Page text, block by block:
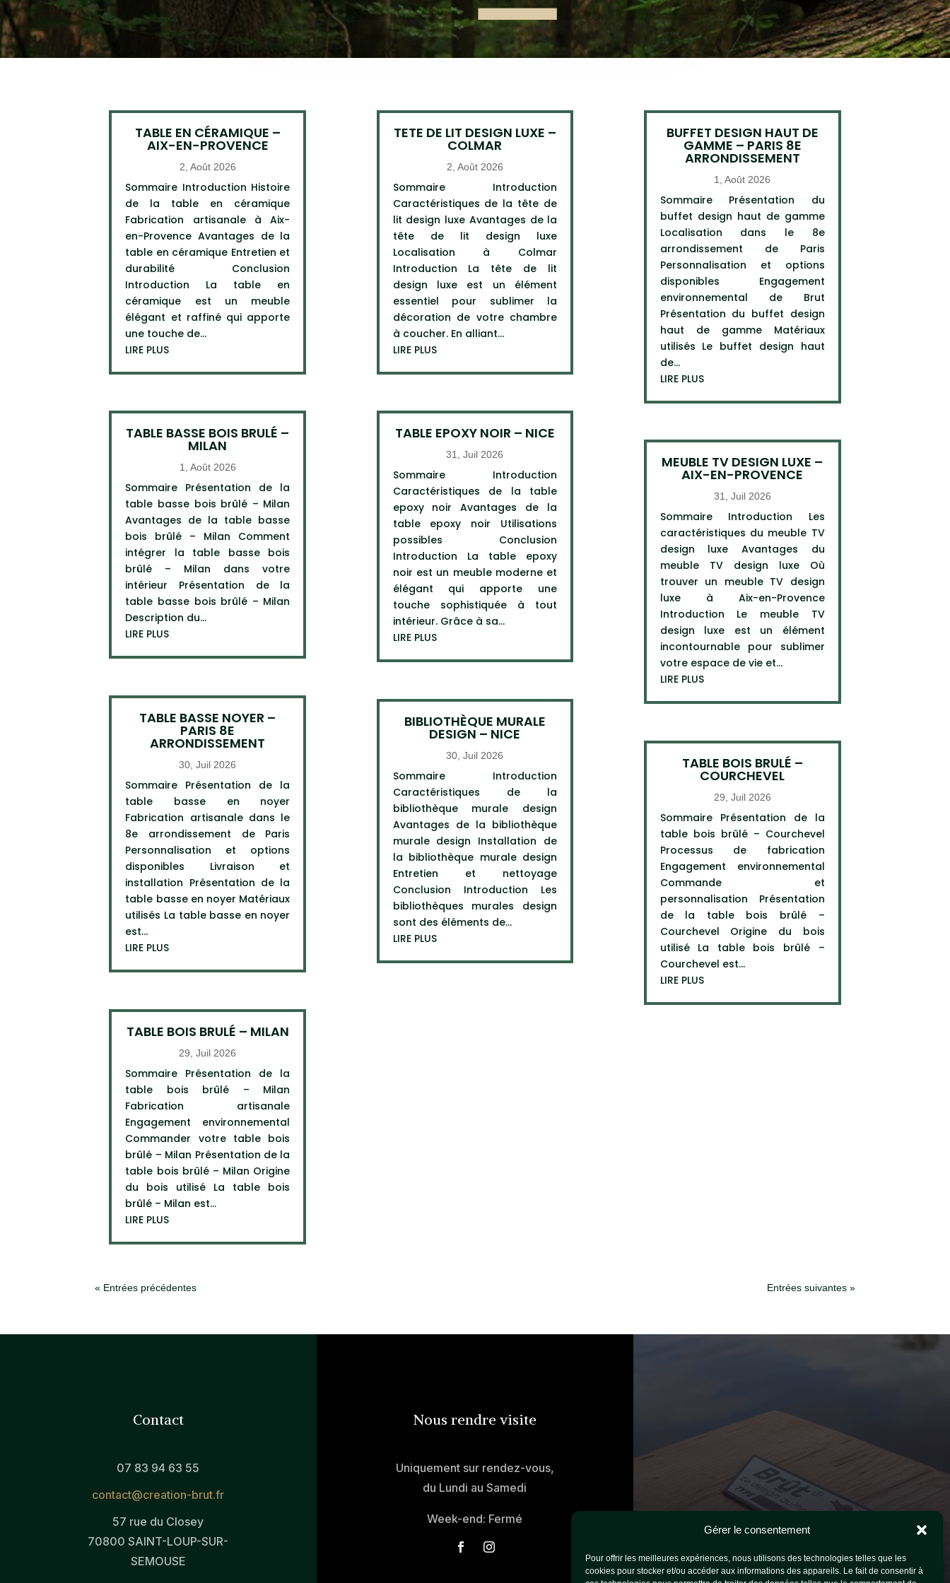
Gérer le consentement
Pour offrir les meilleures expériences, nous utilisons des technologies telles que les
cookies pour stocker et/ou accéder aux informations des appareils. Le fait de consentir à
TABLE EN CÉRAMIQUE –
AIX-EN-PROVENCE
2, Août 2026
Sommaire Introduction Histoire
de la table en céramique
Fabrication artisanale à Aix-
en-Provence Avantages de la
table en céramique Entretien et
durabilité Conclusion
Introduction La table en
céramique est un meuble
élégant et raffiné qui apporte
une touche de...
LIRE PLUS
TABLE BASSE BOIS BRULÉ –
MILAN
1, Août 2026
Sommaire Présentation de la
table basse bois brûlé – Milan
Avantages de la table basse
bois brûlé – Milan Comment
intégrer la table basse bois
brûlé – Milan dans votre
intérieur Présentation de la
table basse bois brûlé – Milan
Description du...
LIRE PLUS
TABLE BASSE NOYER –
PARIS 8E
ARRONDISSEMENT
30, Juil 2026
Sommaire Présentation de la
table basse en noyer
Fabrication artisanale dans le
8e arrondissement de Paris
Personnalisation et options
disponibles Livraison et
installation Présentation de la
table basse en noyer Matériaux
utilisés La table basse en noyer
est...
LIRE PLUS
TABLE BOIS BRULÉ – MILAN
29, Juil 2026
Sommaire Présentation de la
table bois brûlé – Milan
Fabrication artisanale
Engagement environnemental
Commander votre table bois
brûlé – Milan Présentation de la
table bois brûlé – Milan Origine
du bois utilisé La table bois
brûlé – Milan est...
LIRE PLUS
TETE DE LIT DESIGN LUXE –
COLMAR
2, Août 2026
Sommaire Introduction
Caractéristiques de la tête de
lit design luxe Avantages de la
tête de lit design luxe
Localisation à Colmar
Introduction La tête de lit
design luxe est un élément
essentiel pour sublimer la
décoration de votre chambre
à coucher. En alliant...
LIRE PLUS
TABLE EPOXY NOIR – NICE
31, Juil 2026
Sommaire Introduction
Caractéristiques de la table
epoxy noir Avantages de la
table epoxy noir Utilisations
possibles Conclusion
Introduction La table epoxy
noir est un meuble moderne et
élégant qui apporte une
touche sophistiquée à tout
intérieur. Grâce à sa...
LIRE PLUS
BIBLIOTHÈQUE MURALE
DESIGN – NICE
30, Juil 2026
Sommaire Introduction
Caractéristiques de la
bibliothèque murale design
Avantages de la bibliothèque
murale design Installation de
la bibliothèque murale design
Entretien et nettoyage
Conclusion Introduction Les
bibliothèques murales design
sont des éléments de...
LIRE PLUS
BUFFET DESIGN HAUT DE
GAMME – PARIS 8E
ARRONDISSEMENT
1, Août 2026
Sommaire Présentation du
buffet design haut de gamme
Localisation dans le 8e
arrondissement de Paris
Personnalisation et options
disponibles Engagement
environnemental de Brut
Présentation du buffet design
haut de gamme Matériaux
utilisés Le buffet design haut
de...
LIRE PLUS
MEUBLE TV DESIGN LUXE –
AIX-EN-PROVENCE
31, Juil 2026
Sommaire Introduction Les
caractéristiques du meuble TV
design luxe Avantages du
meuble TV design luxe Où
trouver un meuble TV design
luxe à Aix-en-Provence
Introduction Le meuble TV
design luxe est un élément
incontournable pour sublimer
votre espace de vie et...
LIRE PLUS
TABLE BOIS BRULÉ –
COURCHEVEL
29, Juil 2026
Sommaire Présentation de la
table bois brûlé – Courchevel
Processus de fabrication
Engagement environnemental
Commande et
personnalisation Présentation
de la table bois brûlé –
Courchevel Origine du bois
utilisé La table bois brûlé –
Courchevel est...
LIRE PLUS
« Entrées précédentes Entrées suivantes »
Contact
07 83 94 63 55
contact@creation-brut.fr
57 rue du Closey
70800 SAINT-LOUP-SUR-
SEMOUSE
Nous rendre visite
Uniquement sur rendez-vous,
du Lundi au Samedi
Week-end: Fermé